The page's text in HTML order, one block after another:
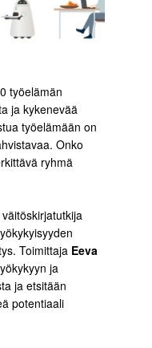
työelämän
ja kykenevää
työelämään on
Onko
ryhmä
Toimittaja Eeva
ja
ja etsitään
potentiaali